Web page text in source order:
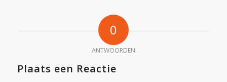
0
ANTWOORDEN
Plaats een Reactie